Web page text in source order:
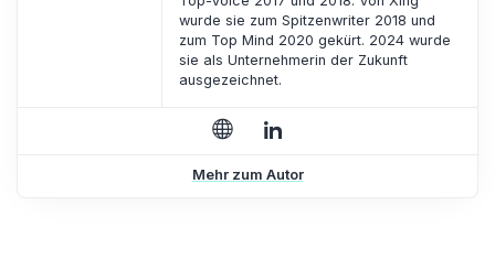
wurde sie zum Spitzenwriter 2018 und
zum Top Mind 2020 gekürt. 2024 wurde
sie als Unternehmerin der Zukunft
ausgezeichnet.
Mehr zum Autor